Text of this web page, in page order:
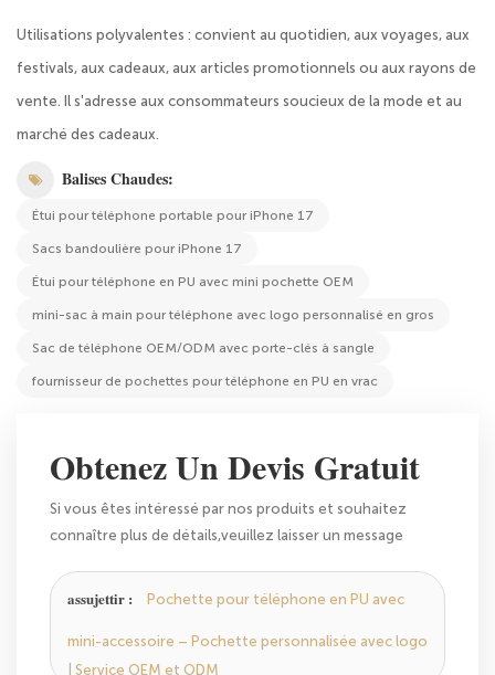
Utilisations polyvalentes : convient au quotidien, aux voyages, aux
festivals, aux cadeaux, aux articles promotionnels ou aux rayons de
vente. Il s'adresse aux consommateurs soucieux de la mode et au
marché des cadeaux.
Balises Chaudes:
Étui pour téléphone portable pour iPhone 17
Sacs bandoulière pour iPhone 17
Étui pour téléphone en PU avec mini pochette OEM
mini-sac à main pour téléphone avec logo personnalisé en gros
Sac de téléphone OEM/ODM avec porte-clés à sangle
fournisseur de pochettes pour téléphone en PU en vrac
Obtenez Un Devis Gratuit
Si vous êtes intéressé par nos produits et souhaitez
connaître plus de détails,veuillez laisser un message
assujettir : Pochette pour téléphone en PU avec
mini-accessoire – Pochette personnalisée avec logo
| Service OEM et ODM